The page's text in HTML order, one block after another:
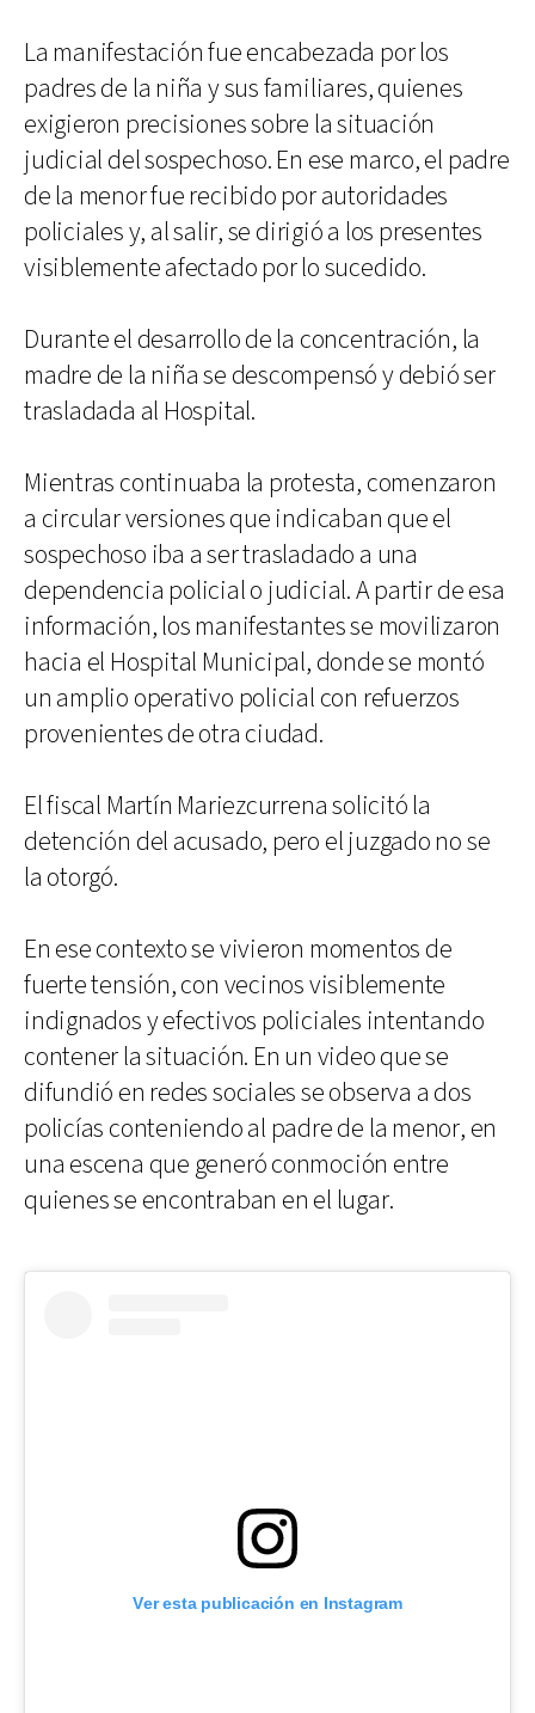
La manifestación fue encabezada por los
padres de la niña y sus familiares, quienes
exigieron precisiones sobre la situación
judicial del sospechoso. En ese marco, el padre
de la menor fue recibido por autoridades
policiales y, al salir, se dirigió a los presentes
visiblemente afectado por lo sucedido.
Durante el desarrollo de la concentración, la
madre de la niña se descompensó y debió ser
trasladada al Hospital.
Mientras continuaba la protesta, comenzaron
a circular versiones que indicaban que el
sospechoso iba a ser trasladado a una
dependencia policial o judicial. A partir de esa
información, los manifestantes se movilizaron
hacia el Hospital Municipal, donde se montó
un amplio operativo policial con refuerzos
provenientes de otra ciudad.
El fiscal Martín Mariezcurrena solicitó la
detención del acusado, pero el juzgado no se
la otorgó.
En ese contexto se vivieron momentos de
fuerte tensión, con vecinos visiblemente
indignados y efectivos policiales intentando
contener la situación. En un video que se
difundió en redes sociales se observa a dos
policías conteniendo al padre de la menor, en
una escena que generó conmoción entre
quienes se encontraban en el lugar.
Ver esta publicación en Instagram